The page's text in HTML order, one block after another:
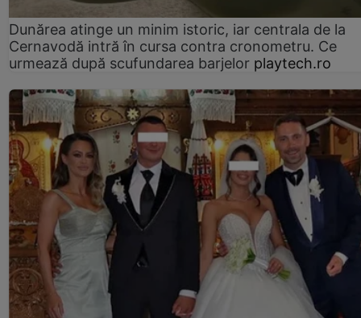
Dunărea atinge un minim istoric, iar centrala de la
Cernavodă intră în cursa contra cronometru. Ce
urmează după scufundarea barjelor playtech.ro